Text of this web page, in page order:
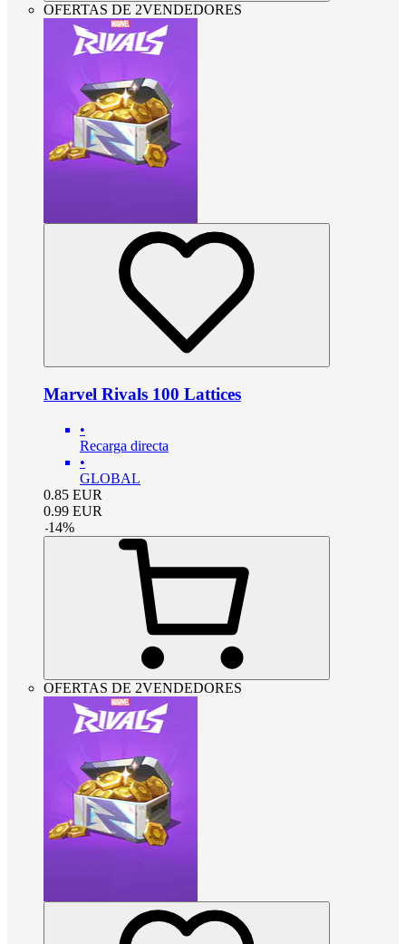
OFERTAS DE 2VENDEDORES
Marvel Rivals 100 Lattices
•
Recarga directa
•
GLOBAL
0.85 EUR
0.99 EUR
-14%
OFERTAS DE 2VENDEDORES